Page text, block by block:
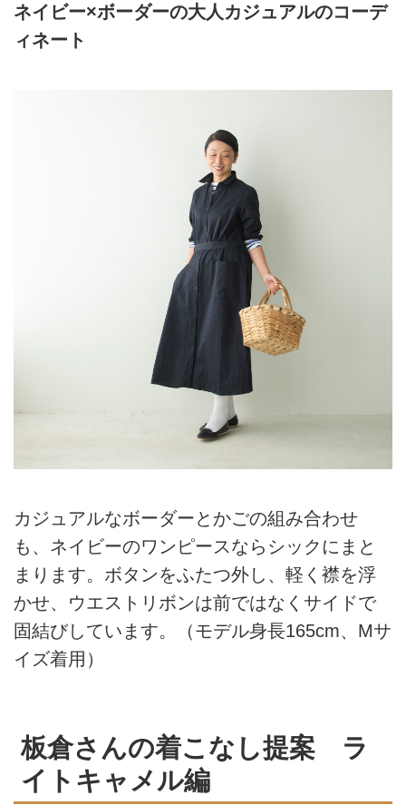
ネイビー×ボーダーの大人カジュアルのコーデ
ィネート
カジュアルなボーダーとかごの組み合わせ
も、ネイビーのワンピースならシックにまと
まります。ボタンをふたつ外し、軽く襟を浮
かせ、ウエストリボンは前ではなくサイドで
固結びしています。（モデル身長165cm、Mサ
イズ着用）
板倉さんの着こなし提案 ラ
イトキャメル編